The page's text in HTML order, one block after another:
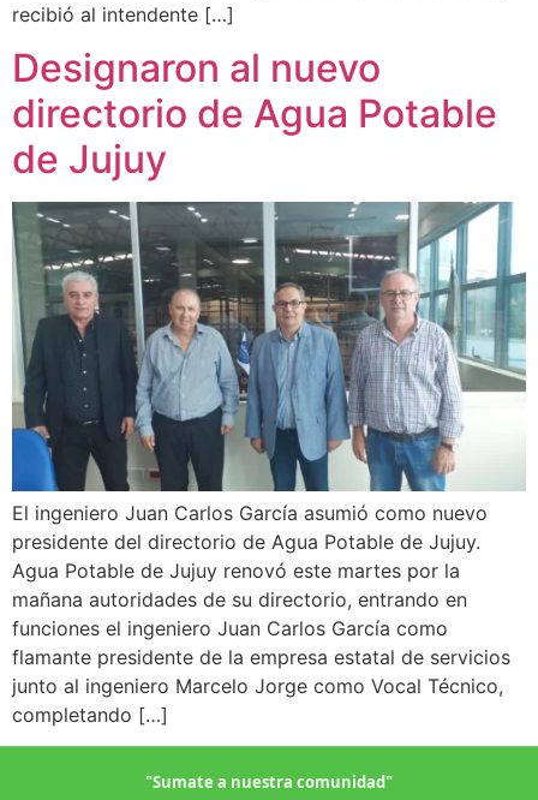
recibió al intendente […]
Designaron al nuevo
directorio de Agua Potable
de Jujuy
El ingeniero Juan Carlos García asumió como nuevo
presidente del directorio de Agua Potable de Jujuy.
Agua Potable de Jujuy renovó este martes por la
mañana autoridades de su directorio, entrando en
funciones el ingeniero Juan Carlos García como
flamante presidente de la empresa estatal de servicios
junto al ingeniero Marcelo Jorge como Vocal Técnico,
completando […]
"Sumate a nuestra comunidad"